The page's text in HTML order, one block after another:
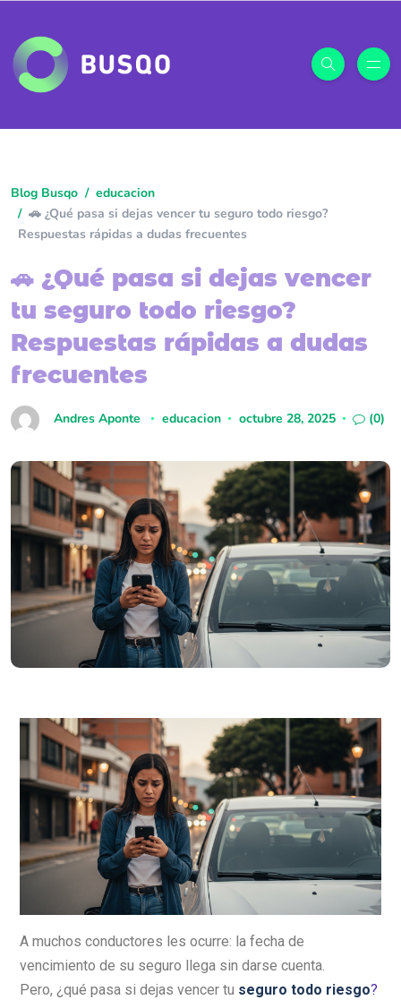
Blog Busqo
educacion
🚗 ¿Qué pasa si dejas vencer tu seguro todo riesgo?
Respuestas rápidas a dudas frecuentes
🚗 ¿Qué pasa si dejas vencer
tu seguro todo riesgo?
Respuestas rápidas a dudas
frecuentes
Andres Aponte educacion octubre 28, 2025 (0)
A muchos conductores les ocurre: la fecha de
vencimiento de su seguro llega sin darse cuenta.
Pero, ¿qué pasa si dejas vencer tu seguro todo riesgo?